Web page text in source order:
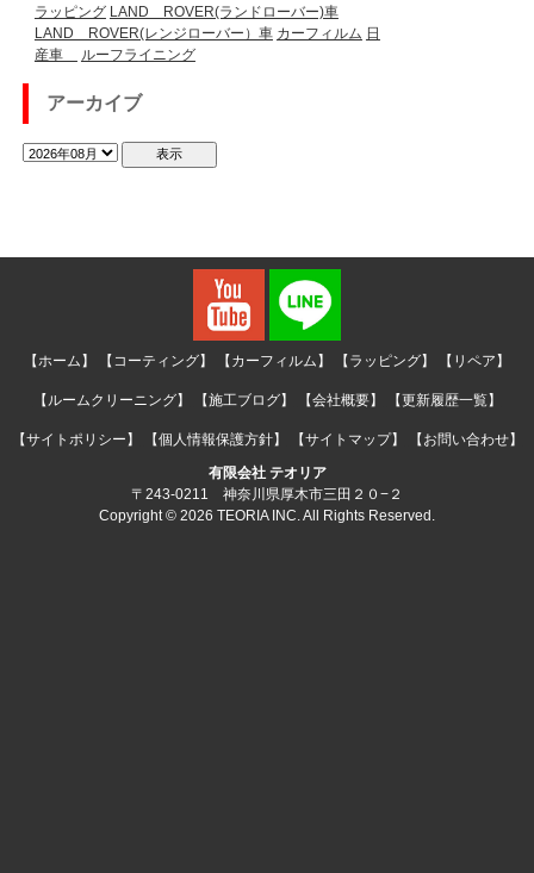
ラッピング LAND ROVER(ランドローバー)車
LAND ROVER(レンジローバー）車 カーフィルム 日
産車
ルーフライニング
アーカイブ
【ホーム】 【コーティング】 【カーフィルム】 【ラッピング】 【リペア】
【ルームクリーニング】 【施工ブログ】 【会社概要】 【更新履歴一覧】
【サイトポリシー】 【個人情報保護方針】 【サイトマップ】
【お問い合わせ】
有限会社 テオリア
〒243-0211 神奈川県厚木市三田２０−２
Copyright © 2026 TEORIA INC. All Rights Reserved.